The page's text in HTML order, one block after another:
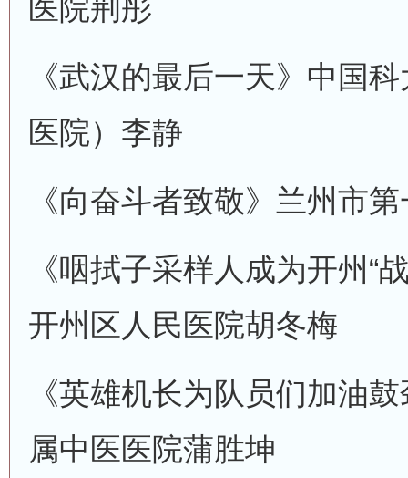
医院荆彤
《武汉的最后一天》 中国
医院） 李静
《向奋斗者致敬》 兰州市
《咽拭子采样人成为开州“
开州区人民医院胡冬梅
《英雄机长为队员们加油
属中医医院蒲胜坤